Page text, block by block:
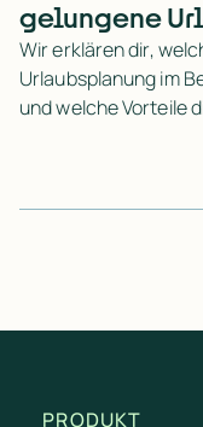
gelungene
Wir erklären dir,
Urlaubsplanung im
und welche Vorteile
PRODUKT